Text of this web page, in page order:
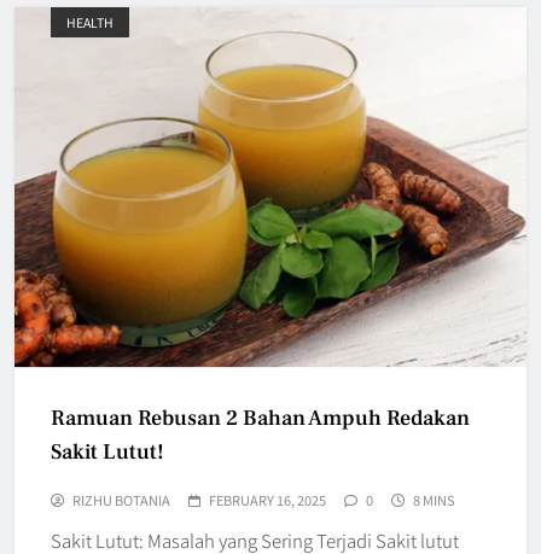
HEALTH
Ramuan Rebusan 2 Bahan Ampuh Redakan
Sakit Lutut!
RIZHU BOTANIA FEBRUARY 16, 2025 0 8 MINS
Sakit Lutut: Masalah yang Sering Terjadi Sakit lutut